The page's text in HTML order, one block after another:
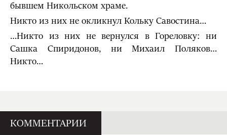
бывшем Никольском храме.
Никто из них не окликнул Кольку Савостина…
…Никто из них не вернулся в Гореловку: ни
Сашка Спиридонов, ни Михаил Поляков…
Никто…
КОММЕНТАРИИ